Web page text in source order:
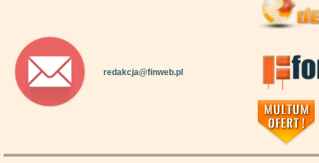
redakcja@finweb.pl